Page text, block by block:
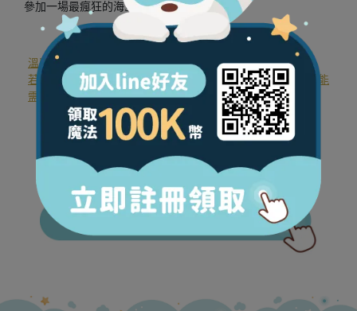
參加一場最瘋狂的海島狂歡派對！
溫馨體醒：
若下載點讀音檔後，點讀此書仍無反應，表示您的點讀筆可能
需要程式更新，請點擊下方圖示